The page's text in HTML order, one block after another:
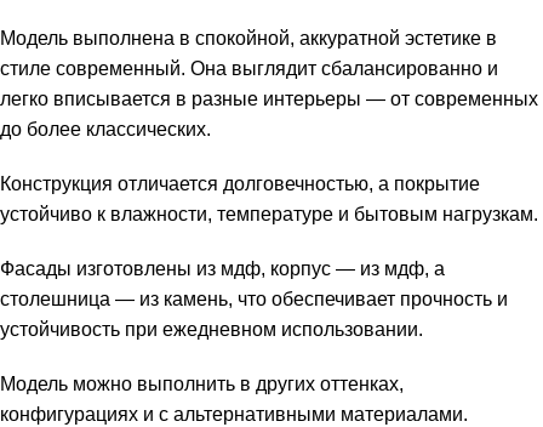
Модель выполнена в спокойной, аккуратной эстетике в
стиле современный. Она выглядит сбалансированно и
легко вписывается в разные интерьеры — от современных
до более классических.
Конструкция отличается долговечностью, а покрытие
устойчиво к влажности, температуре и бытовым нагрузкам.
Фасады изготовлены из мдф, корпус — из мдф, а
столешница — из камень, что обеспечивает прочность и
устойчивость при ежедневном использовании.
Модель можно выполнить в других оттенках,
конфигурациях и с альтернативными материалами.